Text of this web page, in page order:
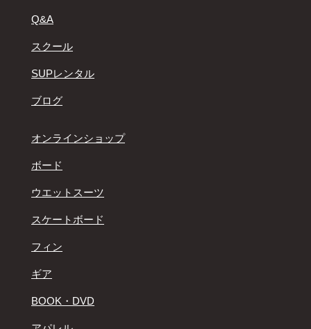
Q&A
スクール
SUPレンタル
ブログ
オンラインショップ
ボード
ウエットスーツ
スケートボード
フィン
ギア
BOOK・DVD